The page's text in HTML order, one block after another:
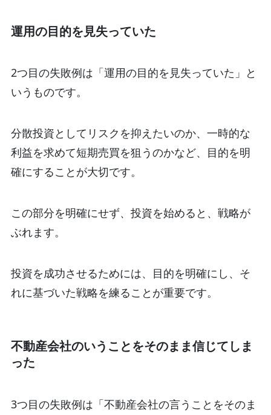
運用の目的を見失っていた
2つ目の失敗例は「運用の目的を見失っていた」と
いうものです。
分散投資としてリスクを抑えたいのか、一時的な
利益を求めて短期売買を狙うのかなど、目的を明
確にすることが大切です。
この部分を明確にせず、投資を始めると、戦略が
ぶれます。
投資を成功させるためには、目的を明確にし、そ
れに基づいた戦略を練ることが重要です。
不動産会社のいうことをそのまま信じてしま
った
3つ目の失敗例は「不動産会社の言うことをそのま